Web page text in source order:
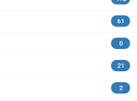
61
0
21
2